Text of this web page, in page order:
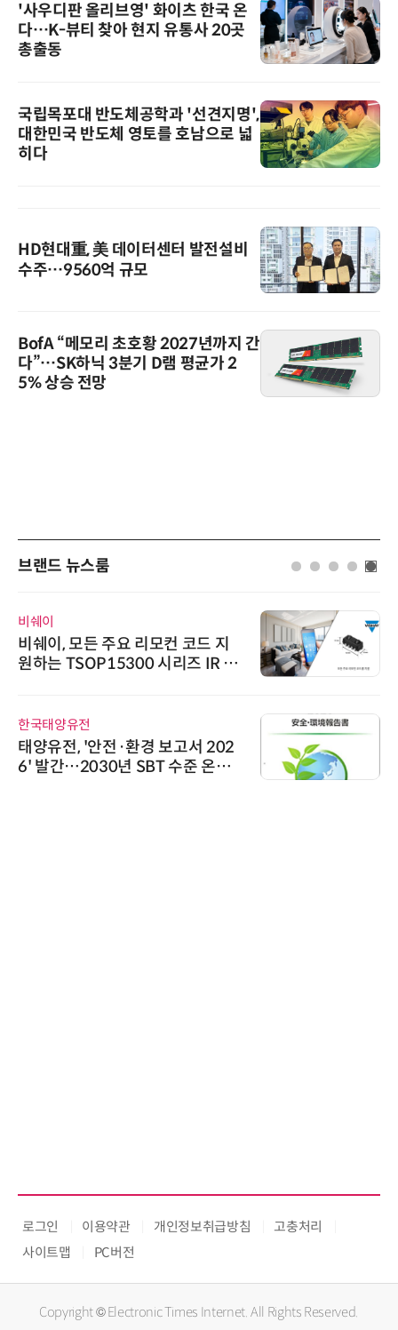
'사우디판 올리브영' 화이츠 한국 온
다…K-뷰티 찾아 현지 유통사 20곳
총출동
국립목포대 반도체공학과 '선견지명',
대한민국 반도체 영토를 호남으로 넓
히다
HD현대重, 美 데이터센터 발전설비
수주…9560억 규모
BofA “메모리 초호황 2027년까지 간
다”…SK하닉 3분기 D램 평균가 2
5% 상승 전망
브랜드 뉴스룸
비쉐이
비쉐이, 모든 주요 리모컨 코드 지
원하는 TSOP15300 시리즈 IR 수
한국태양유전
태양유전, '안전·환경 보고서 202
6' 발간…2030년 SBT 수준 온실
로그인 이용약관 개인정보취급방침
고충처리
사이트맵
PC버전
Copyright © Electronic Times Internet. All Rights Reserved.